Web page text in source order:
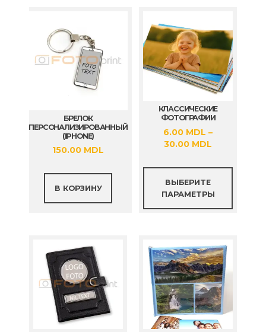
БРЕЛОК
ПЕРСОНАЛИЗИРОВАННЫЙ
(IPHONE)
150.00 MDL
В КОРЗИНУ
КЛАССИЧЕСКИЕ
ФОТОГРАФИИ
6.00 MDL –
30.00 MDL
6.00 MDL
30.00 MDL
ВЫБЕРИТЕ
ПАРАМЕТРЫ